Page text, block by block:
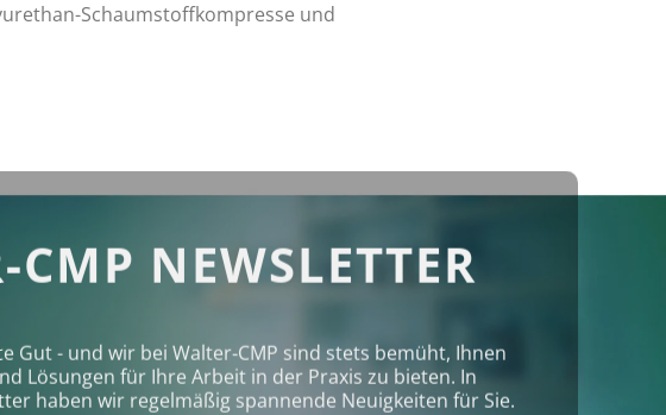
Schaumstoffkompresse und
CMP NEWSLETTER
Gut - und wir bei Walter‑CMP sind stets bemüht, Ihnen
Lösungen für Ihre Arbeit in der Praxis zu bieten. In
haben wir regelmäßig spannende Neuigkeiten für Sie.